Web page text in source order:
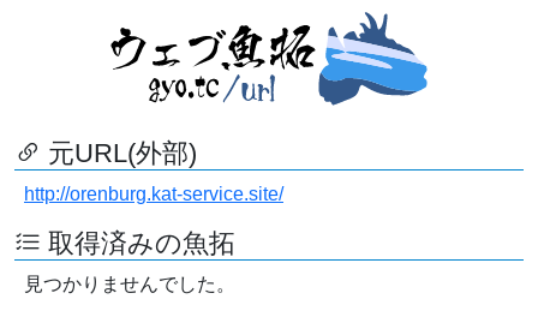
元URL(外部)
http://orenburg.kat-service.site/
取得済みの魚拓
見つかりませんでした。